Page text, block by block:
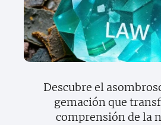
Descubre el
gemación que
comprensión de la